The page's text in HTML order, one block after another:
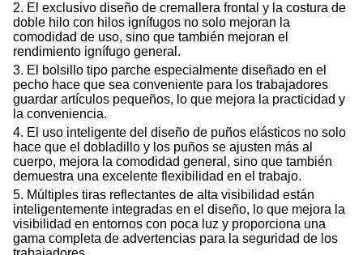
2. El exclusivo diseño de cremallera frontal y la costura de
doble hilo con hilos ignífugos no solo mejoran la
comodidad de uso, sino que también mejoran el
rendimiento ignífugo general.
3. El bolsillo tipo parche especialmente diseñado en el
pecho hace que sea conveniente para los trabajadores
guardar artículos pequeños, lo que mejora la practicidad y
la conveniencia.
4. El uso inteligente del diseño de puños elásticos no solo
hace que el dobladillo y los puños se ajusten más al
cuerpo, mejora la comodidad general, sino que también
demuestra una excelente flexibilidad en el trabajo.
5. Múltiples tiras reflectantes de alta visibilidad están
inteligentemente integradas en el diseño, lo que mejora la
visibilidad en entornos con poca luz y proporciona una
gama completa de advertencias para la seguridad de los